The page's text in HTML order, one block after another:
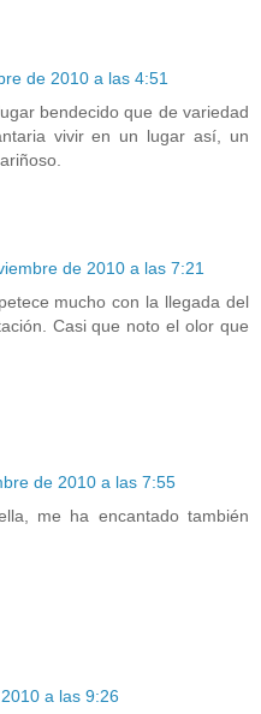
de 2010 a las 4:51
bendecido que de variedad
vivir en un lugar así, un
de 2010 a las 7:21
mucho con la llegada del
Casi que noto el olor que
de 2010 a las 7:55
me ha encantado también
a las 9:26